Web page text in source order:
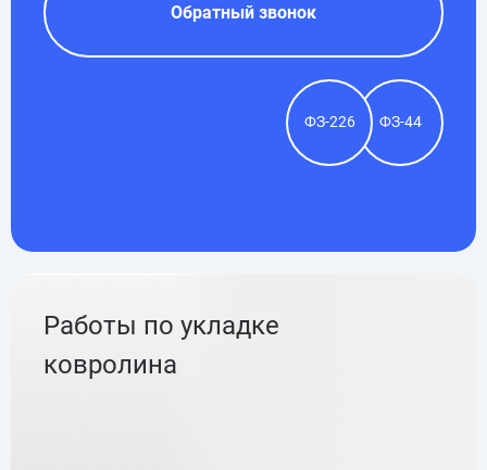
Обратный звонок
ФЗ-226 ФЗ-44
Работы по укладке
ковролина